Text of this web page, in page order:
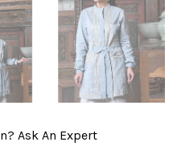
Ask An Expert